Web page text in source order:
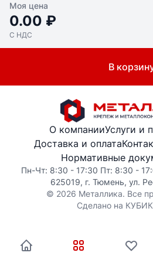
Моя цена
0.00 ₽
С НДС
В
О компанииУслуги и
Доставка и оплата
Нормативные
Пн-Чт: 8:30 - 17:30 Пт: 8:30 -
625019, г. Тюмень, ул.
© 2026 Металлика. Все
Сделано на